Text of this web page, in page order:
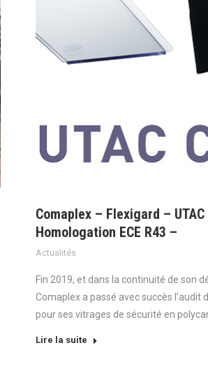
Comaplex – Flexigard – UTAC
Homologation ECE R43 –
Actualités
Fin 2019, et dans la continuité de son
Comaplex a passé avec succès l’audit
pour ses vitrages de sécurité en
Lire la suite